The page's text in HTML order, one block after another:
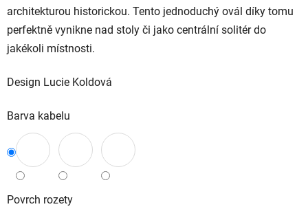
architekturou historickou. Tento jednoduchý ovál díky tomu
perfektně vynikne nad stoly či jako centrální solitér do
jakékoli místnosti.
Design Lucie Koldová
Barva kabelu
Povrch rozety